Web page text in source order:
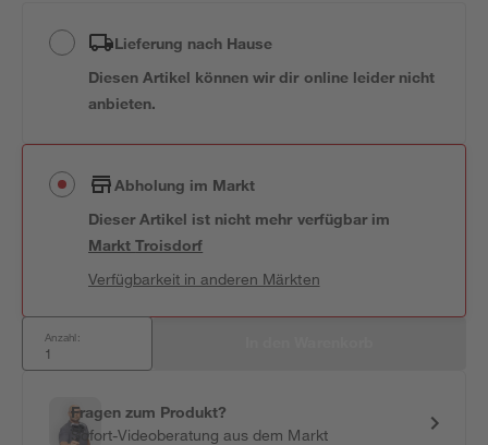
Lieferung nach Hause
Diesen Artikel können wir dir online leider nicht
anbieten.
Abholung im Markt
Dieser Artikel ist nicht mehr verfügbar im
MarktTroisdorf
Verfügbarkeit in anderen Märkten
Anzahl:
Fragen zum Produkt?
Sofort-Videoberatung aus dem Markt